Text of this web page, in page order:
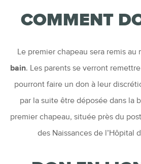
COMMENT
Le premier chapeau sera remis au
bain. Les parents se verront
pourront faire un don à leur
par la suite être déposée dans la
premier chapeau, située près du
des Naissances de l’Hôpital